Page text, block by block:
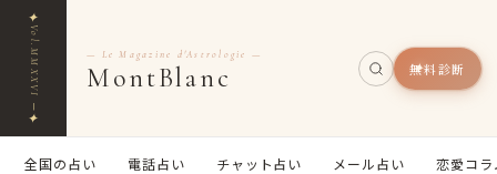
✦
Vol.MMXXVI ─
✦
— Le Magazine d'Astrologie —
MontBlanc 無料診断
全国の占い 電話占い チャット占い メール占い 恋愛コラ